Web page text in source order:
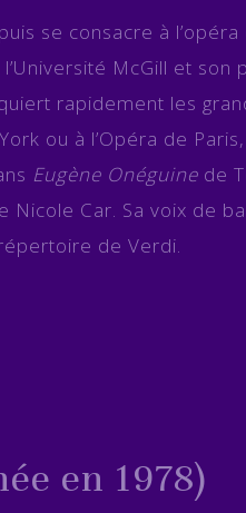
se consacre à
McGill et son
rapidement les
ou à l’Opéra de
Eugène Onéguine de
Nicole Car. Sa voix de
de Verdi.
en 1978)